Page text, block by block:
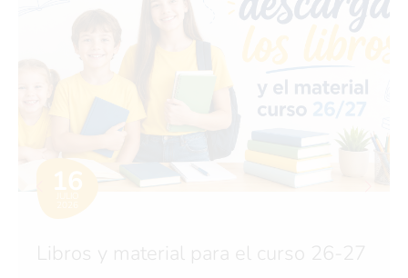
16
Libros y material para el curso 26-27